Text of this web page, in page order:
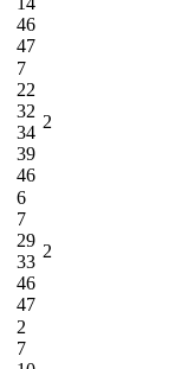
46
47
7
22
32
34
39
46
2
6
7
29
33
46
47
2
2
7